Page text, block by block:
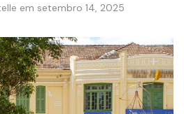
em setembro 14, 2025